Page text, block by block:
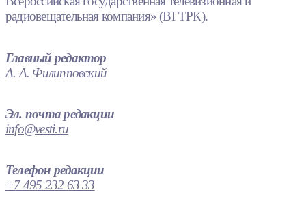
радиовещательная компания» (ВГТРК).
Главный редактор
А. А. Филипповский
Эл. почта редакции
info@vesti.ru
Телефон редакции
+7 495 232 63 33